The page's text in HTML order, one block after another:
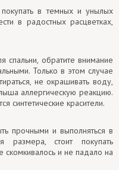
в темных и унылых
в радостных расцветках,
спальни, обратите внимание
Только в этом случае
не окрашивать воду,
аллергическую реакцию.
синтетические красители.
прочными и выполняться в
размера, стоит покупать
и не падало на